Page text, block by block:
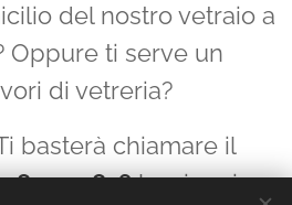
del nostro vetraio a
Oppure ti serve un
di vetreria?
basterà chiamare il
2320816lasciare i